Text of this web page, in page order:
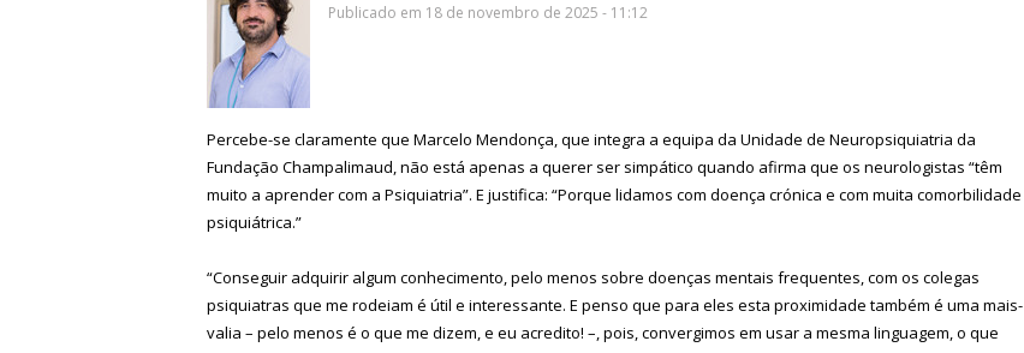
Publicado em 18 de novembro de 2025 - 11:12
Percebe-se claramente que Marcelo Mendonça, que integra a equipa da Unidade de Neuropsiquiatria da
Fundação Champalimaud, não está apenas a querer ser simpático quando afirma que os neurologistas “têm
muito a aprender com a Psiquiatria”. E justifica: “Porque lidamos com doença crónica e com muita comorbilidade
psiquiátrica.”
“Conseguir adquirir algum conhecimento, pelo menos sobre doenças mentais frequentes, com os colegas
psiquiatras que me rodeiam é útil e interessante. E penso que para eles esta proximidade também é uma mais-
valia – pelo menos é o que me dizem, e eu acredito! –, pois, convergimos em usar a mesma linguagem, o que